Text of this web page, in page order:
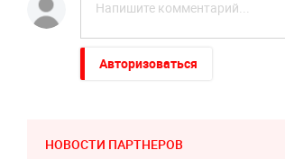
Авторизоваться
НОВОСТИ ПАРТНЕРОВ